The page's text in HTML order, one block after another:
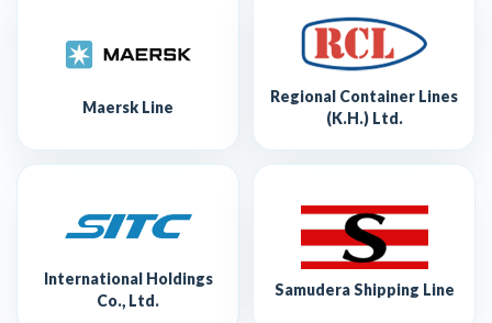
Maersk Line
Regional Container Lines
(K.H.) Ltd.
International Holdings
Co., Ltd.
Samudera Shipping Line